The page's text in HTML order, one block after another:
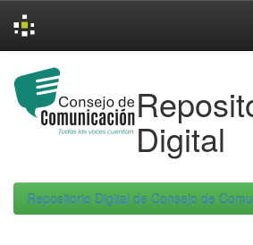
navigation
Digital
Repositorio Digital de Consejo de